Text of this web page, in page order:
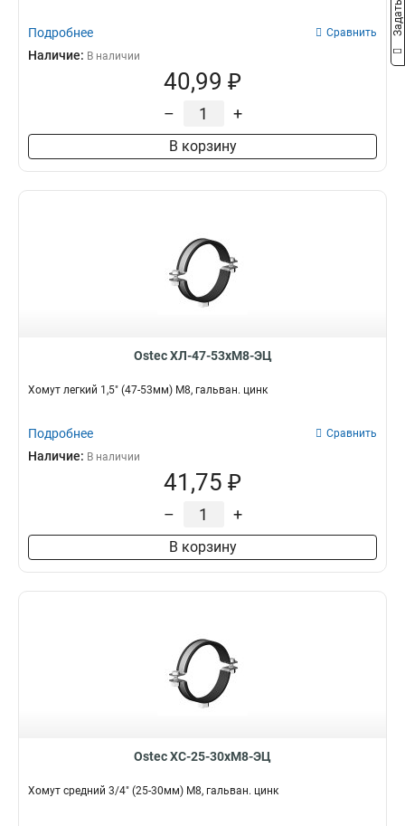
Подробнее Сравнить
Наличие: В наличии
40,99 ₽
– +
В корзину
Ostec ХЛ-47-53хМ8-ЭЦ
Хомут легкий 1,5" (47-53мм) М8, гальван. цинк
Подробнее Сравнить
Наличие: В наличии
41,75 ₽
– +
В корзину
Ostec ХС-25-30хМ8-ЭЦ
Хомут средний 3/4" (25-30мм) М8, гальван. цинк